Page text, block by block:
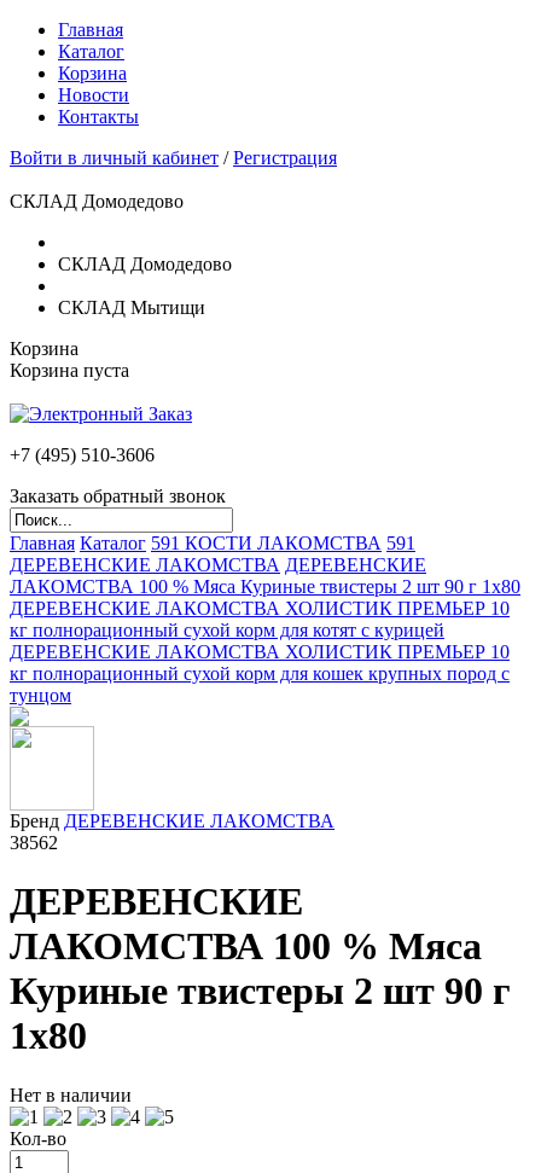
Главная
Каталог
Корзина
Новости
Контакты
Войти в личный кабинет /Регистрация
СКЛАД Домодедово
СКЛАД Домодедово
СКЛАД Мытищи
Корзина
Корзина пуста
+7 (495) 510-3606
Заказать обратный звонок
Главная Каталог 591 КОСТИ ЛАКОМСТВА 591
ДЕРЕВЕНСКИЕ ЛАКОМСТВА ДЕРЕВЕНСКИЕ
ЛАКОМСТВА 100 % Мяса Куриные твистеры 2 шт 90 г 1х80
ДЕРЕВЕНСКИЕ ЛАКОМСТВА ХОЛИСТИК ПРЕМЬЕР 10
кг полнорационный сухой корм для котят с курицей
ДЕРЕВЕНСКИЕ ЛАКОМСТВА ХОЛИСТИК ПРЕМЬЕР 10
кг полнорационный сухой корм для кошек крупных пород с
тунцом
Бренд ДЕРЕВЕНСКИЕ ЛАКОМСТВА
38562
ДЕРЕВЕНСКИЕ
ЛАКОМСТВА 100 % Мяса
Куриные твистеры 2 шт 90 г
1х80
Нет в наличии
Кол-во